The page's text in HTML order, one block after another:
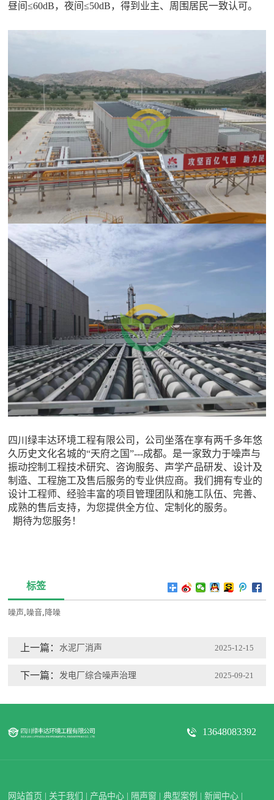
昼间≤60dB，夜间≤50dB，得到业主、周围居民一致认可。
四川绿丰达环境工程有限公司，公司坐落在享有两千多年悠
久历史文化名城的“天府之国”---成都。是一家致力于噪声与
振动控制工程技术研究、咨询服务、声学产品研发、设计及
制造、工程施工及售后服务的专业供应商。我们拥有专业的
设计工程师、经验丰富的项目管理团队和施工队伍、完善、
成熟的售后支持，为您提供全方位、定制化的服务。
期待为您服务！
标签
噪声,噪音, 降噪
上一篇：水泥厂消声 2025-12-15
下一篇：发电厂综合噪声治理 2025-09-21
13648083392
网站首页 关于我们 产品中心 隔声窗 |典型案例 |新闻中心